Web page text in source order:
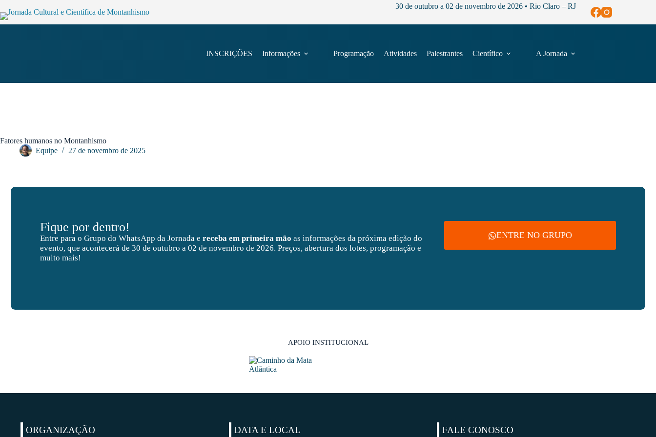
30 de outubro a 02 de novembro de 2026 • Rio Claro – RJ
INSCRIÇÕES Informações Programação Atividades Palestrantes Científico A Jornada
Fatores humanos no Montanhismo
Equipe
27 de novembro de 2025
Fique por dentro!
Entre para o Grupo do WhatsApp da Jornada e receba em primeira mão as informações da próxima edição do
evento, que acontecerá de 30 de outubro a 02 de novembro de 2026. Preços, abertura dos lotes, programação e
muito mais!
ENTRE NO GRUPO
APOIO INSTITUCIONAL
ORGANIZAÇÃO DATA E LOCAL FALE CONOSCO